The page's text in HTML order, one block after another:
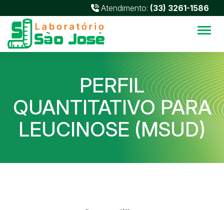
Atendimento: (33) 3261-1586
PERFIL
QUANTITATIVO PARA
LEUCINOSE (MSUD)